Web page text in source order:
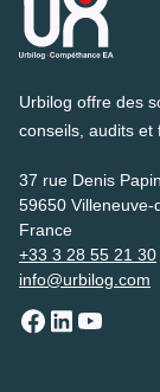
Urbilog offre des
conseils, audits et
37 rue Denis Papin
59650 Villeneuve-
France
+33 3 28 55 21 30
info@urbilog.com